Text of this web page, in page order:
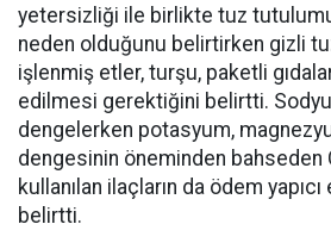
yetersizliği ile birlikte tuz
neden olduğunu belirtirken gizli
işlenmiş etler, turşu, paketli
edilmesi gerektiğini belirtti.
dengelerken potasyum,
dengesinin öneminden bahseden
kullanılan ilaçların da ödem
belirtti.